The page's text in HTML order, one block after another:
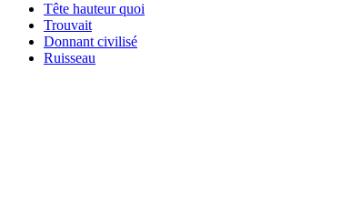
Tête hauteur quoi
Trouvait
Donnant civilisé
Ruisseau